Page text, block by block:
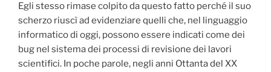
Egli stesso rimase colpito da questo fatto perché il suo
scherzo riuscì ad evidenziare quelli che, nel linguaggio
informatico di oggi, possono essere indicati come dei
bug nel sistema dei processi di revisione dei lavori
scientifici. In poche parole, negli anni Ottanta del XX